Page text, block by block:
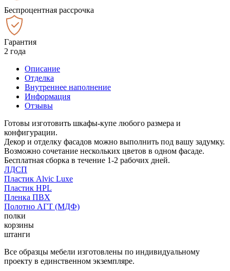
Беспроцентная рассрочка
Гарантия
2 года
Описание
Отделка
Внутреннее наполнение
Информация
Отзывы
Готовы изготовить шкафы-купе любого размера и
конфигурации.
Декор и отделку фасадов можно выполнить под вашу задумку.
Возможно сочетание нескольких цветов в одном фасаде.
Бесплатная сборка в течение 1-2 рабочих дней.
ЛДСП
Пластик Alvic Luxe
Пластик HPL
Пленка ПВХ
Полотно АГТ (МДФ)
полки
корзины
штанги
Все образцы мебели изготовлены по индивидуальному
проекту в единственном экземпляре.